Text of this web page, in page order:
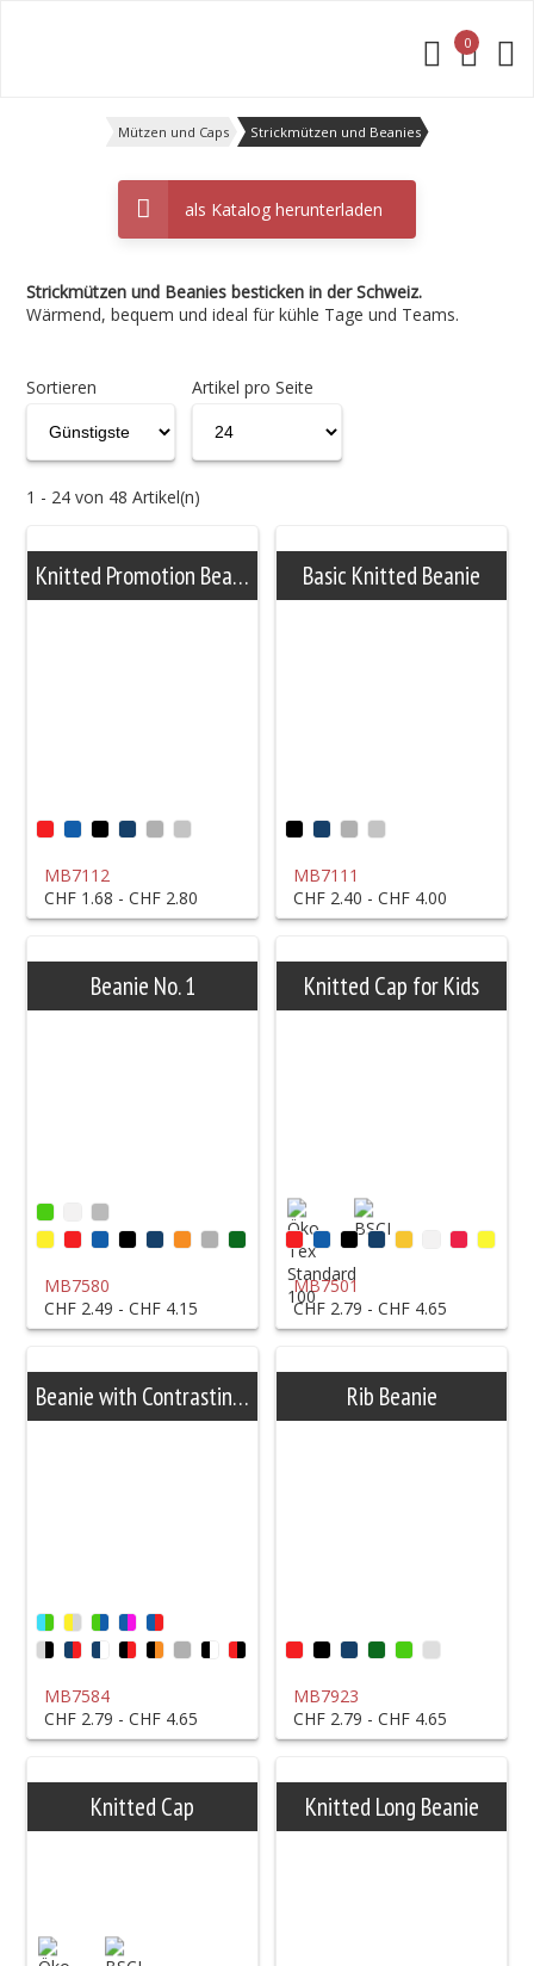
0
Mützen und Caps Strickmützen und Beanies
als Katalog herunterladen
Strickmützen und Beanies besticken in der Schweiz.
Wärmend, bequem und ideal für kühle Tage und Teams.
Sortieren Artikel pro Seite
1 - 24 von 48 Artikel(n)
Knitted Promotion Beanie
MB7112
CHF 1.68 - CHF 2.80
Basic Knitted Beanie
MB7111
CHF 2.40 - CHF 4.00
Beanie No. 1
MB7580
CHF 2.49 - CHF 4.15
Knitted Cap for Kids
MB7501
CHF 2.79 - CHF 4.65
Beanie with Contrasting Border
MB7584
CHF 2.79 - CHF 4.65
Rib Beanie
MB7923
CHF 2.79 - CHF 4.65
Knitted Cap Knitted Long Beanie